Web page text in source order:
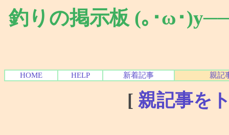
釣りの掲示板 (｡･ω･
HOME HELP 新着記事 親記
[ 親記事を